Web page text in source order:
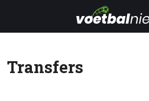
Transfers